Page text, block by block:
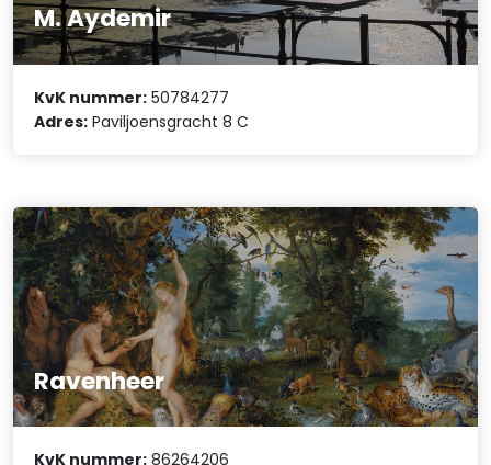
M. Aydemir
KvK nummer: 50784277
Adres: Paviljoensgracht 8 C
Ravenheer
KvK nummer: 86264206